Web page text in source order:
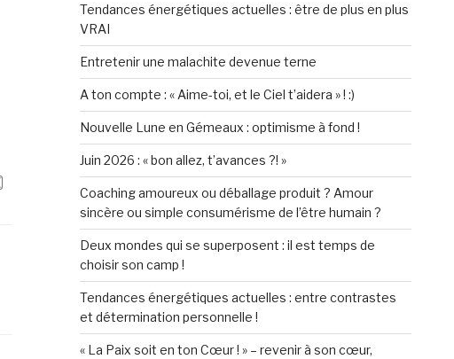
Tendances énergétiques actuelles : être de plus en plus
VRAI
Entretenir une malachite devenue terne
A ton compte : « Aime-toi, et le Ciel t’aidera » ! :)
Nouvelle Lune en Gémeaux : optimisme à fond !
Juin 2026 : « bon allez, t’avances ?! »
Coaching amoureux ou déballage produit ? Amour
sincère ou simple consumérisme de l’être humain ?
Deux mondes qui se superposent : il est temps de
choisir son camp !
Tendances énergétiques actuelles : entre contrastes
et détermination personnelle !
« La Paix soit en ton Cœur ! » – revenir à son cœur,